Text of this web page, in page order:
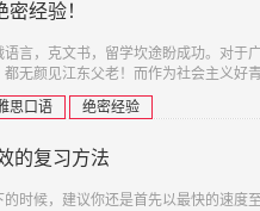
经验！
言，克文书，留学坎途盼成功。对于
无颜见江东父老！而作为社会主义好
思口语 绝密经验
的复习方法
候，建议你还是首先以最快的速度